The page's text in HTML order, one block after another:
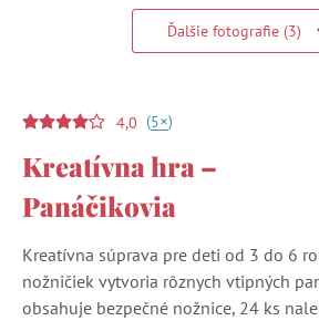
Ďalšie fotografie (3)
4,0 (5+)
Kreatívna hra –
Panáčikovia
Kreatívna súprava pre deti od 3 do 6
nožničiek vytvoria rôznych vtipných
obsahuje bezpečné nožnice, 24 ks